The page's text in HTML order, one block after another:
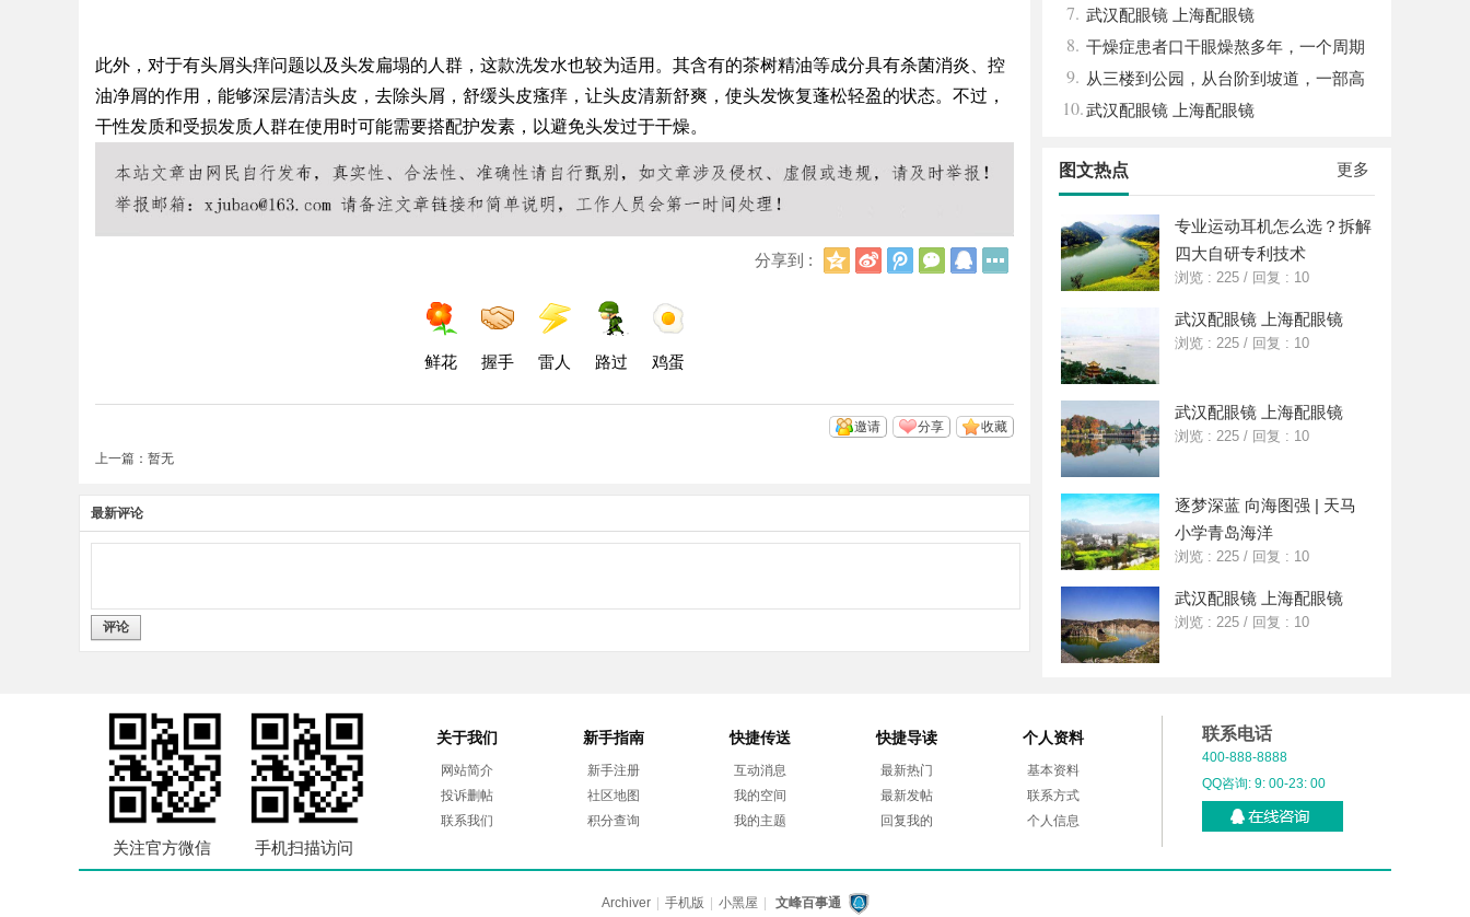
此外，对于有头屑头痒问题以及头发扁塌的人群，这款洗发水也较为适用。其含有的茶树精油等成分具有杀菌消炎、控
油净屑的作用，能够深层清洁头皮，去除头屑，舒缓头皮瘙痒，让头皮清新舒爽，使头发恢复蓬松轻盈的状态。不过，
干性发质和受损发质人群在使用时可能需要搭配护发素，以避免头发过于干燥。
分享到 :
Q
新
浪
腾
讯
微
信
Q
鲜花 握手 雷人 路过 鸡蛋
收藏
分享
邀请
上一篇：暂无
最新评论
评论
7. 武汉配眼镜 上海配眼镜
8. 干燥症患者口干眼燥熬多年，一个周期
缓过来？老中医：一张辨证方对症，身体找
回津液
9. 从三楼到公园，从台阶到坡道，一部高
续航电动轮椅如何改变生活
10.武汉配眼镜 上海配眼镜
更多
图文热点
专业运动耳机怎么选？拆解
四大自研专利技术
浏览 : 225 / 回复 : 10
武汉配眼镜 上海配眼镜
浏览 : 225 / 回复 : 10
武汉配眼镜 上海配眼镜
浏览 : 225 / 回复 : 10
逐梦深蓝 向海图强 | 天马
小学青岛海洋
浏览 : 225 / 回复 : 10
武汉配眼镜 上海配眼镜
浏览 : 225 / 回复 : 10
关注官方微信 手机扫描访问
关于我们
网站简介
投诉删帖
联系我们
新手指南
新手注册
社区地图
积分查询
快捷传送
互动消息
我的空间
我的主题
快捷导读
最新热门
最新发帖
回复我的
个人资料
基本资料
联系方式
个人信息
联系电话
400-888-8888
QQ咨询: 9: 00-23: 00
Archiver 手机版 小黑屋 文峰百事通